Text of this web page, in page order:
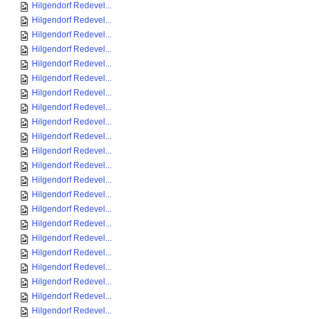
Hilgendorf Redevel...
Hilgendorf Redevel...
Hilgendorf Redevel...
Hilgendorf Redevel...
Hilgendorf Redevel...
Hilgendorf Redevel...
Hilgendorf Redevel...
Hilgendorf Redevel...
Hilgendorf Redevel...
Hilgendorf Redevel...
Hilgendorf Redevel...
Hilgendorf Redevel...
Hilgendorf Redevel...
Hilgendorf Redevel...
Hilgendorf Redevel...
Hilgendorf Redevel...
Hilgendorf Redevel...
Hilgendorf Redevel...
Hilgendorf Redevel...
Hilgendorf Redevel...
Hilgendorf Redevel...
Hilgendorf Redevel...